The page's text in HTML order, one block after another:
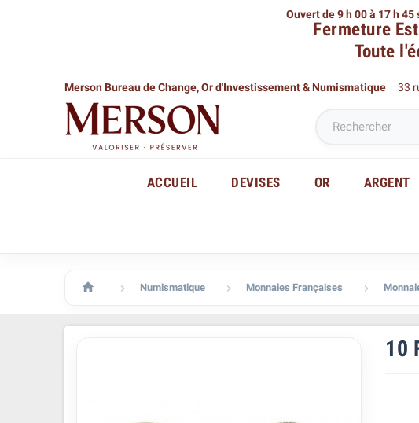
Ouvert de 9 h 00 à 17 h
Fermeture
Toute
Merson Bureau de Change, Or d'Investissement & Numismatique 33
ACCUEIL DEVISES OR ARGENT
  Numismatique  Monnaies Françaises 
10